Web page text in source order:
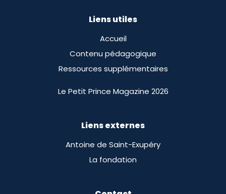
Liens utiles
Accueil
Contenu pédagogique
Ressources supplémentaires
Le Petit Prince Magazine 2026
Liens externes
Antoine de Saint-Exupéry
La fondation